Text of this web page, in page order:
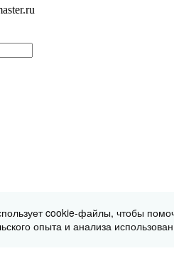
cookie-файлы, чтобы
опыта и анализа